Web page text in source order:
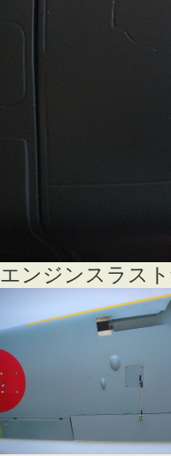
エンジンスラス